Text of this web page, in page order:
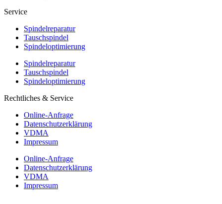
Service
Spindelreparatur
Tauschspindel
Spindeloptimierung
Spindelreparatur
Tauschspindel
Spindeloptimierung
Rechtliches & Service
Online-Anfrage
Datenschutzerklärung
VDMA
Impressum
Online-Anfrage
Datenschutzerklärung
VDMA
Impressum